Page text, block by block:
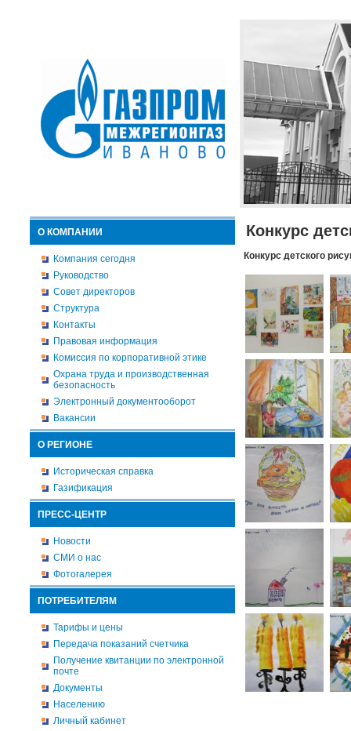
О КОМПАНИИ
Компания сегодня
Руководство
Совет директоров
Структура
Контакты
Правовая информация
Комиссия по корпоративной этике
Охрана труда и производственная
безопасность
Электронный документооборот
Вакансии
О РЕГИОНЕ
Историческая справка
Газификация
ПРЕСС-ЦЕНТР
Новости
СМИ о нас
Фотогалерея
ПОТРЕБИТЕЛЯМ
Тарифы и цены
Передача показаний счетчика
Получение квитанции по электронной
почте
Документы
Населению
Личный кабинет
Конкурс
Конкурс детского